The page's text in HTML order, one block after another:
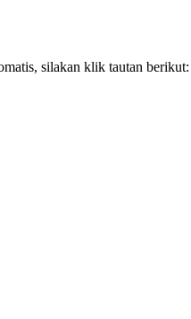
silakan klik tautan berikut: